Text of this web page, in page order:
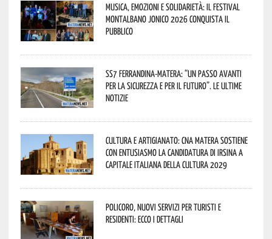
Musica, emozioni e solidarietà: il Festival
Montalbano Jonico 2026 conquista il
pubblico
SS7 Ferrandina-Matera: “Un passo avanti
per la sicurezza e per il futuro”. Le ultime
notizie
Cultura e Artigianato: CNA Matera sostiene
con entusiasmo la candidatura di Irsina a
Capitale Italiana della Cultura 2029
Policoro, nuovi servizi per turisti e
residenti: ecco i dettagli